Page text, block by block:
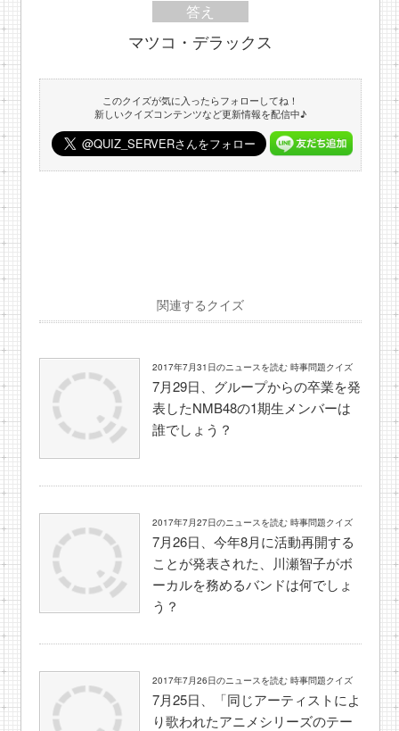
答え
マツコ・デラックス
このクイズが気に入ったらフォローしてね！
新しいクイズコンテンツなど更新情報を配信中♪
関連するクイズ
2017年7月31日のニュースを読む 時事問題クイズ
7月29日、グループからの卒業を発
表したNMB48の1期生メンバーは
誰でしょう？
2017年7月27日のニュースを読む 時事問題クイズ
7月26日、今年8月に活動再開する
ことが発表された、川瀬智子がボ
ーカルを務めるバンドは何でしょ
う？
2017年7月26日のニュースを読む 時事問題クイズ
7月25日、「同じアーティストによ
り歌われたアニメシリーズのテー